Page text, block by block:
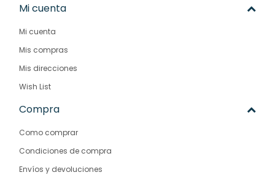
Mi cuenta
Mi cuenta
Mis compras
Mis direcciones
Wish List
Compra
Como comprar
Condiciones de compra
Envíos y devoluciones